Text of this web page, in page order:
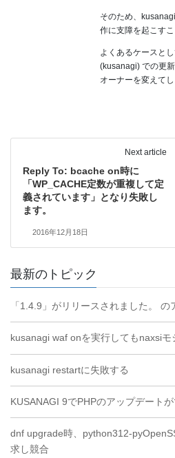
そのため、
作に支障を起こすこ
よくあるケースと
(kusanagi) での更
オーナーを変えて
Next article
Reply To: bcache on時に
「WP_CACHE定数が重複して定
義されています」となり失敗し
ます。
2016年12月18日
最新のトピック
「1.4.9」がリリースされました。
kusanagi waf onを実行してもnaxsi
kusanagi restartに失敗する
KUSANAGI 9でPHPのアップデート
dnf upgrade時、python312-
求し競合